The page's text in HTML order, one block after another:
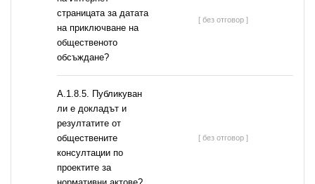
страницата за датата
на приключване на
общественото
обсъждане?
[ без отговор ]
А.1.8.5. Публикуван
ли е докладът и
резултатите от
обществените
консултации по
проектите за
[ без отговор ]